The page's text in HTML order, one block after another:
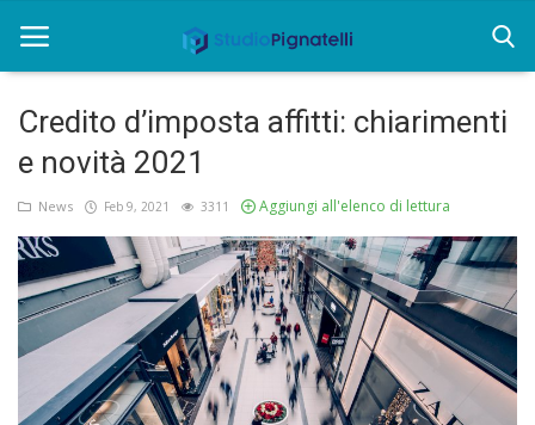
Home
Chi siamo
Rent
Informazioni
Approfondimenti
News
Credito d’imposta affitti: chiarimenti
e novità 2021
News Feb 9, 2021 3311 Aggiungi all'elenco di lettura